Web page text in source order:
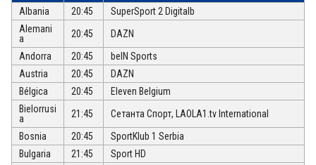
Albania 20:45
SuperSport 2 Digitalb
Alemani
a
20:45
DAZN
Andorra
20:45
beIN Sports
Austria
20:45
DAZN
Bélgica
20:45
Eleven Belgium
Bielorrusi
a
21:45
Сетанта Спорт, LAOLA1.tv International
Bosnia
20:45
SportKlub 1 Serbia
Bulgaria
21:45
Sport HD